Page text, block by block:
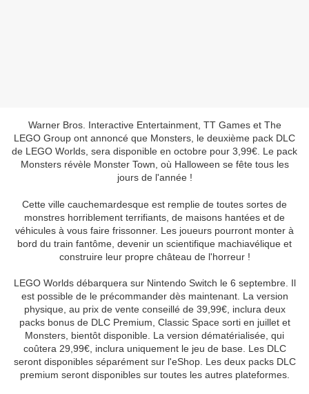
Warner Bros. Interactive Entertainment, TT Games et The
LEGO Group ont annoncé que Monsters, le deuxième pack DLC
de LEGO Worlds, sera disponible en octobre pour 3,99€. Le pack
Monsters révèle Monster Town, où Halloween se fête tous les
jours de l'année !
Cette ville cauchemardesque est remplie de toutes sortes de
monstres horriblement terrifiants, de maisons hantées et de
véhicules à vous faire frissonner. Les joueurs pourront monter à
bord du train fantôme, devenir un scientifique machiavélique et
construire leur propre château de l'horreur !
LEGO Worlds débarquera sur Nintendo Switch le 6 septembre. Il
est possible de le précommander dès maintenant. La version
physique, au prix de vente conseillé de 39,99€, inclura deux
packs bonus de DLC Premium, Classic Space sorti en juillet et
Monsters, bientôt disponible. La version dématérialisée, qui
coûtera 29,99€, inclura uniquement le jeu de base. Les DLC
seront disponibles séparément sur l'eShop. Les deux packs DLC
premium seront disponibles sur toutes les autres plateformes.